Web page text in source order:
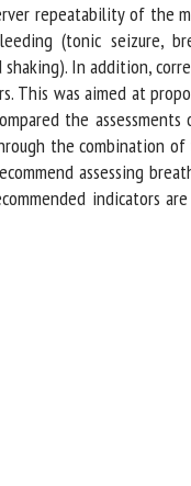
repeatability of the
(tonic seizure,
In addition,
was aimed at
the
the combination of
assessing
indicators